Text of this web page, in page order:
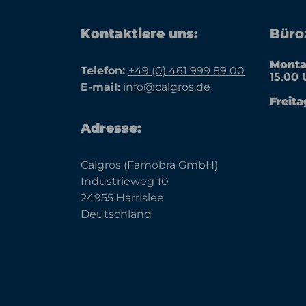
Kontaktiere uns:
Telefon: +49 (0) 461 999 89 00
E-mail: info@calgros.de
Adresse:
Calgros (Famobra GmbH)
Industrieweg 10
24955 Harrislee
Deutschland
15.00